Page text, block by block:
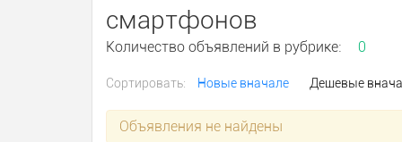
смартфонов
Количество объявлений в рубрике: 0
Сортировать: Новые вначале Дешевые
Объявления не найдены